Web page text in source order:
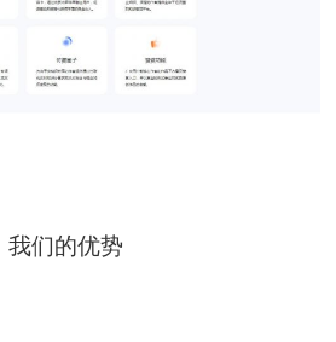
我们的优势